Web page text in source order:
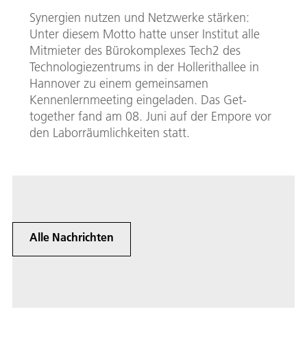
Synergien nutzen und Netzwerke stärken:
Unter diesem Motto hatte unser Institut alle
Mitmieter des Bürokomplexes Tech2 des
Technologiezentrums in der Hollerithallee in
Hannover zu einem gemeinsamen
Kennenlernmeeting eingeladen. Das Get-
together fand am 08. Juni auf der Empore vor
den Laborräumlichkeiten statt.
Alle Nachrichten